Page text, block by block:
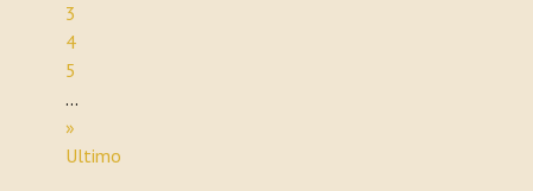
3
4
5
...
»
Ultimo